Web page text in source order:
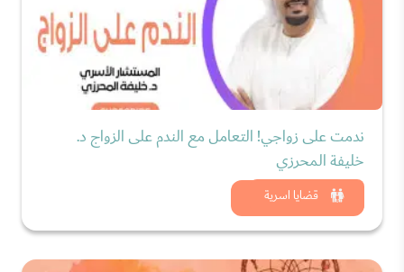
قضايا اسرية
ندمت على زواجي! التعامل مع الندم على الزواج د.
خليفة المحرزي
شاهد الان